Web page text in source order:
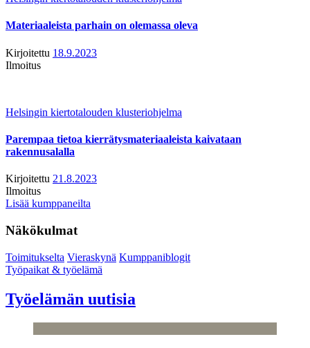
Materiaaleista parhain on olemassa oleva
Kirjoitettu 18.9.2023
Ilmoitus
Helsingin kiertotalouden klusteriohjelma
Parempaa tietoa kierrätysmateriaaleista kaivataan
rakennusalalla
Kirjoitettu 21.8.2023
Ilmoitus
Lisää kumppaneilta
Näkökulmat
Toimitukselta Vieraskynä Kumppaniblogit
Työpaikat & työelämä
Työelämän uutisia